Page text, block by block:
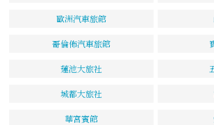
歐洲汽車旅館
哥倫佈汽車旅館
蓮池大旅社
城都大旅社
華宮賓館